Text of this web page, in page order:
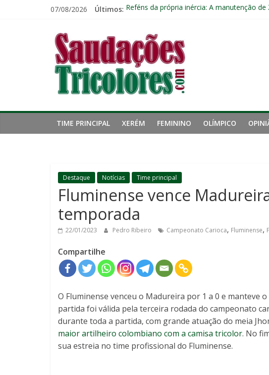
07/08/2026 Últimos: Reféns da própria inércia: A manutenção
Freguesia: Vasco é o time que mais
Eliminação para o Vasco amplia jejum do
Saudações
Tricolores
TIME PRINCIPAL XERÉM FEMININO OLÍMPICO
Destaque Notícias Time principal
Fluminense vence
temporada
22/01/2023 Pedro Ribeiro Campeonato Carioca, Fluminense,
Compartilhe
O Fluminense venceu o Madureira por 1 a 0 e manteve
partida foi válida pela terceira rodada do campeonato
durante toda a partida, com grande atuação do meia
maior artilheiro colombiano com a camisa tricolor. No
sua estreia no time profissional do Fluminense.